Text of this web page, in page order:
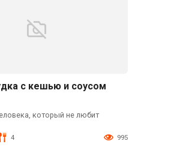
с кешью и соусом
который не любит
4 995